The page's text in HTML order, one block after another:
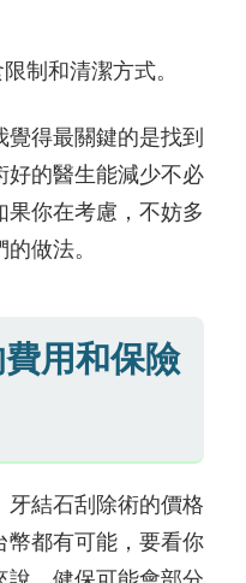
制和清潔方式。
得最關鍵的是找到
好的醫生能減少不必
你在考慮，不妨多
做法。
用和保險
牙結石刮除術的價格
幣都有可能，要看你